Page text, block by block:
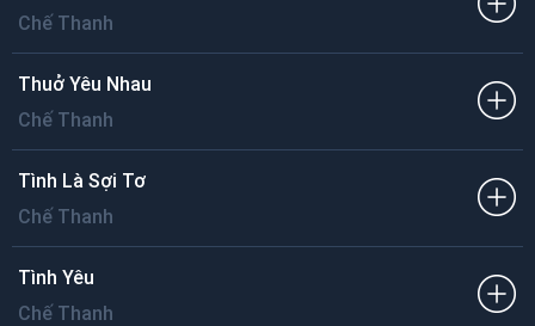
Chế Thanh
Thuở Yêu Nhau
Chế Thanh
Tình Là Sợi Tơ
Chế Thanh
Tình Yêu
Chế Thanh